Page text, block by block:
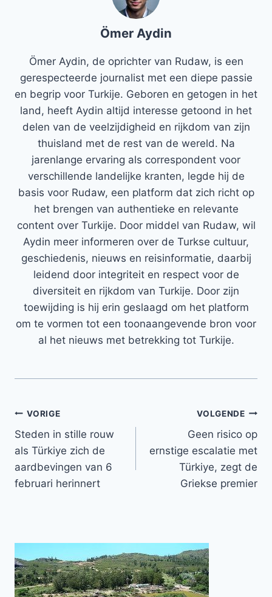
Ömer Aydin
Ömer Aydin, de oprichter van Rudaw, is een
gerespecteerde journalist met een diepe passie
en begrip voor Turkije. Geboren en getogen in het
land, heeft Aydin altijd interesse getoond in het
delen van de veelzijdigheid en rijkdom van zijn
thuisland met de rest van de wereld. Na
jarenlange ervaring als correspondent voor
verschillende landelijke kranten, legde hij de
basis voor Rudaw, een platform dat zich richt op
het brengen van authentieke en relevante
content over Turkije. Door middel van Rudaw, wil
Aydin meer informeren over de Turkse cultuur,
geschiedenis, nieuws en reisinformatie, daarbij
leidend door integriteit en respect voor de
diversiteit en rijkdom van Turkije. Door zijn
toewijding is hij erin geslaagd om het platform
om te vormen tot een toonaangevende bron voor
al het nieuws met betrekking tot Turkije.
Bericht
navigatie
VORIGE
Steden in stille rouw
als Türkiye zich de
aardbevingen van 6
februari herinnert
VOLGENDE
Geen risico op
ernstige escalatie met
Türkiye, zegt de
Griekse premier